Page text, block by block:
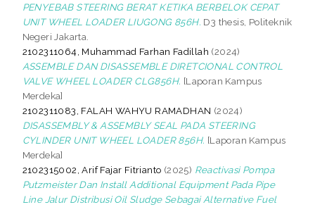
PENYEBAB STEERING BERAT KETIKA BERBELOK CEPAT
UNIT WHEEL LOADER LIUGONG 856H. D3 thesis, Politeknik
Negeri Jakarta.
2102311064, Muhammad Farhan Fadillah (2024)
ASSEMBLE DAN DISASSEMBLE DIRETCIONAL CONTROL
VALVE WHEEL LOADER CLG856H. [Laporan Kampus
Merdeka]
2102311083, FALAH WAHYU RAMADHAN (2024)
DISASSEMBLY & ASSEMBLY SEAL PADA STEERING
CYLINDER UNIT WHEEL LOADER 856H. [Laporan Kampus
Merdeka]
2102315002, Arif Fajar Fitrianto (2025) Reactivasi Pompa
Putzmeister Dan Install Additional Equipment Pada Pipe
Line Jalur Distribusi Oil Sludge Sebagai Alternative Fuel